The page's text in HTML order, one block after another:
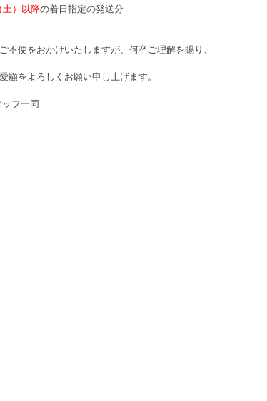
土）以降の着日指定の発送分
不便をおかけいたしますが、何卒ご理解を賜り、
顧をよろしくお願い申し上げます。
フ一同